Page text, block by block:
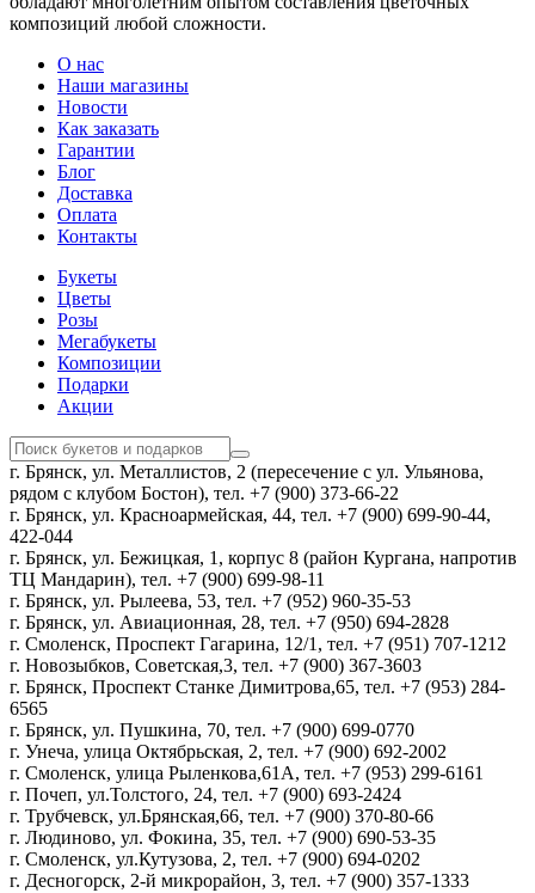
композиций любой сложности.
О нас
Наши магазины
Новости
Как заказать
Гарантии
Блог
Доставка
Оплата
Контакты
Букеты
Цветы
Розы
Мегабукеты
Композиции
Подарки
Акции
г. Брянск, ул. Металлистов, 2 (пересечение с ул. Ульянова,
рядом с клубом Бостон), тел. +7 (900) 373-66-22
г. Брянск, ул. Красноармейская, 44, тел. +7 (900) 699-90-44,
422-044
г. Брянск, ул. Бежицкая, 1, корпус 8 (район Кургана, напротив
ТЦ Мандарин), тел. +7 (900) 699-98-11
г. Брянск, ул. Рылеева, 53, тел. +7 (952) 960-35-53
г. Брянск, ул. Авиационная, 28, тел. +7 (950) 694-2828
г. Смоленск, Проспект Гагарина, 12/1, тел. +7 (951) 707-1212
г. Новозыбков, Советская,3, тел. +7 (900) 367-3603
г. Брянск, Проспект Станке Димитрова,65, тел. +7 (953) 284-
6565
г. Брянск, ул. Пушкина, 70, тел. +7 (900) 699-0770
г. Унеча, улица Октябрьская, 2, тел. +7 (900) 692-2002
г. Смоленск, улица Рыленкова,61А, тел. +7 (953) 299-6161
г. Почеп, ул.Толстого, 24, тел. +7 (900) 693-2424
г. Трубчевск, ул.Брянская,66, тел. +7 (900) 370-80-66
г. Людиново, ул. Фокина, 35, тел. +7 (900) 690-53-35
г. Смоленск, ул.Кутузова, 2, тел. +7 (900) 694-0202
г. Десногорск, 2-й микрорайон, 3, тел. +7 (900) 357-1333